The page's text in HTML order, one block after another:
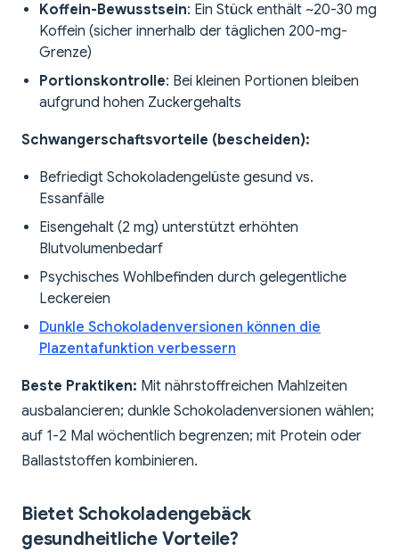
Koffein-Bewusstsein: Ein Stück enthält ~20-30 mg
Koffein (sicher innerhalb der täglichen 200-mg-
Grenze)
Portionskontrolle: Bei kleinen Portionen bleiben
aufgrund hohen Zuckergehalts
Schwangerschaftsvorteile (bescheiden):
Befriedigt Schokoladengelüste gesund vs.
Essanfälle
Eisengehalt (2 mg) unterstützt erhöhten
Blutvolumenbedarf
Psychisches Wohlbefinden durch gelegentliche
Leckereien
Dunkle Schokoladenversionen können die
Plazentafunktion verbessern
Beste Praktiken: Mit nährstoffreichen Mahlzeiten
ausbalancieren; dunkle Schokoladenversionen wählen;
auf 1-2 Mal wöchentlich begrenzen; mit Protein oder
Ballaststoffen kombinieren.
Bietet Schokoladengebäck
gesundheitliche Vorteile?